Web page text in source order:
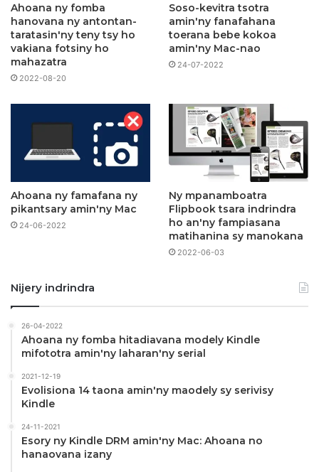
Ahoana ny fomba
hanovana ny antontan-
taratasin'ny teny tsy ho
vakiana fotsiny ho
mahazatra
2022-08-20
Soso-kevitra tsotra
amin'ny fanafahana
toerana bebe kokoa
amin'ny Mac-nao
24-07-2022
Ahoana ny famafana ny
pikantsary amin'ny Mac
24-06-2022
Ny mpanamboatra
Flipbook tsara indrindra
ho an'ny fampiasana
matihanina sy manokana
2022-06-03
Nijery indrindra
26-04-2022
Ahoana ny fomba hitadiavana modely Kindle
mifototra amin'ny laharan'ny serial
2021-12-19
Evolisiona 14 taona amin'ny maodely sy serivisy
Kindle
24-11-2021
Esory ny Kindle DRM amin'ny Mac: Ahoana no
hanaovana izany